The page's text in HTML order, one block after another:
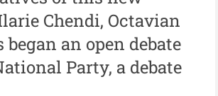
Complet
cataloage, volume de
Chendi, Octavian
an open debate
Party, a debate